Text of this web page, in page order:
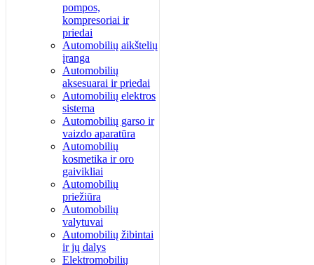
pompos,
kompresoriai ir
priedai
Automobilių aikštelių
įranga
Automobilių
aksesuarai ir priedai
Automobilių elektros
sistema
Automobilių garso ir
vaizdo aparatūra
Automobilių
kosmetika ir oro
gaivikliai
Automobilių
priežiūra
Automobilių
valytuvai
Automobilių žibintai
ir jų dalys
Elektromobilių